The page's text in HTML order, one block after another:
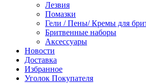
Лезвия
Помазки
Гели / Пены/ Кремы для
Бритвенные наборы
Аксессуары
Новости
Доставка
Избранное
Уголок Покупателя